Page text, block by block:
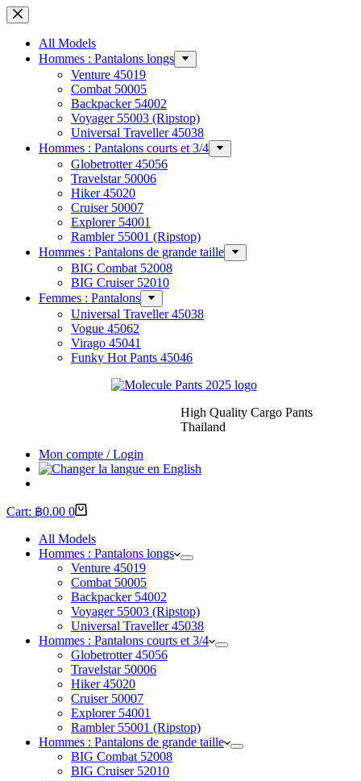
Passer
au
contenuAll Models
Hommes : Pantalons longs
Venture 45019
Combat 50005
Backpacker 54002
Voyager 55003 (Ripstop)
Universal Traveller 45038
Hommes : Pantalons courts et 3/4
Globetrotter 45056
Travelstar 50006
Hiker 45020
Cruiser 50007
Explorer 54001
Rambler 55001 (Ripstop)
Hommes : Pantalons de grande taille
BIG Combat 52008
BIG Cruiser 52010
Femmes : Pantalons
Universal Traveller 45038
Vogue 45062
Virago 45041
Funky Hot Pants 45046
High Quality Cargo Pants
Thailand
Mon compte / Login
Cart: ฿0.00 0
All Models
Hommes : Pantalons longs
Venture 45019
Combat 50005
Backpacker 54002
Voyager 55003 (Ripstop)
Universal Traveller 45038
Hommes : Pantalons courts et 3/4
Globetrotter 45056
Travelstar 50006
Hiker 45020
Cruiser 50007
Explorer 54001
Rambler 55001 (Ripstop)
Hommes : Pantalons de grande taille
BIG Combat 52008
BIG Cruiser 52010